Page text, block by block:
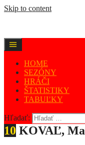
Skip to content
HOME
SEZÓNY
HRÁČI
ŠTATISTIKY
TABUĽKY
Hľadať:
10 KOVAĽ,